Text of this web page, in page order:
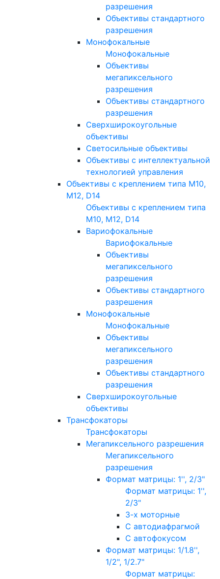
разрешения
Объективы стандартного
разрешения
Монофокальные
Монофокальные
Объективы
мегапиксельного
разрешения
Объективы стандартного
разрешения
Сверхширокоугольные
объективы
Светосильные объективы
Объективы с интеллектуальной
технологией управления
Объективы с креплением типа M10,
M12, D14
Объективы с креплением типа
M10, M12, D14
Вариофокальные
Вариофокальные
Объективы
мегапиксельного
разрешения
Объективы стандартного
разрешения
Монофокальные
Монофокальные
Объективы
мегапиксельного
разрешения
Объективы стандартного
разрешения
Сверхширокоугольные
объективы
Трансфокаторы
Трансфокаторы
Мегапиксельного разрешения
Мегапиксельного
разрешения
Формат матрицы: 1'', 2/3"
Формат матрицы: 1'',
2/3"
3-х моторные
С автодиафрагмой
С автофокусом
Формат матрицы: 1/1.8'',
1/2", 1/2.7"
Формат матрицы: